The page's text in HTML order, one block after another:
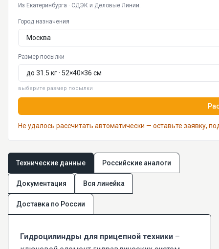
Из Екатеринбурга · СДЭК и Деловые Линии.
Город назначения
Размер посылки
выберите размер посылки
Не удалось рассчитать автоматически — оставьте заявку,
Технические данные Российские аналоги
Документация Вся линейка
Доставка по России
Гидроцилиндры для прицепной техники –